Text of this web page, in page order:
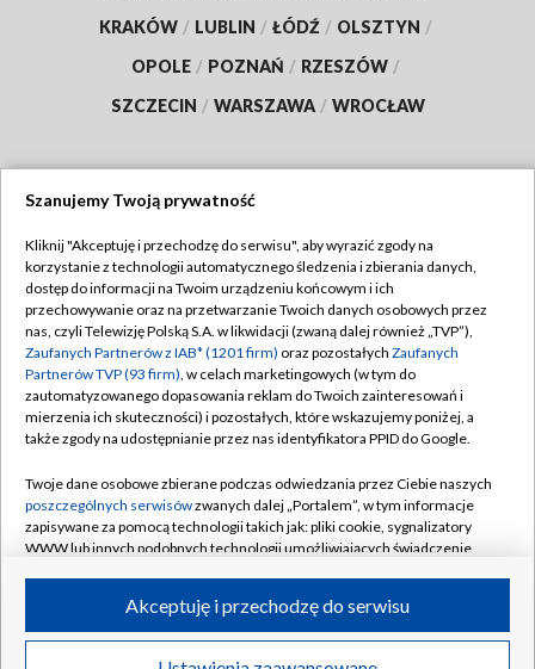
KRAKÓW / LUBLIN / ŁÓDŹ / OLSZTYN /
OPOLE / POZNAŃ / RZESZÓW /
SZCZECIN / WARSZAWA / WROCŁAW
TVP
Abonament TVP
Emisja w TVP
Centrum informacji TVP
Naziemna Telewizja Cyfrowa
Rada Programowa
System NOS
Informacje o nadawcy
Program dla prasy
Regulamin TVP
Polityka prywatności
Moje zgody
Pomoc
Kontakt
Kanały
©2026 Telewizja Polska S.A. w likwidacji
Szanujemy Twoją prywatność
Kliknij "Akceptuję i przechodzę do serwisu", aby wyrazić zgody na
korzystanie z technologii automatycznego śledzenia i zbierania danych,
dostęp do informacji na Twoim urządzeniu końcowym i ich
przechowywanie oraz na przetwarzanie Twoich danych osobowych przez
nas, czyli Telewizję Polską S.A. w likwidacji (zwaną dalej również „TVP”),
Zaufanych Partnerów z IAB* (1201 firm) oraz pozostałych Zaufanych
Partnerów TVP (93 firm), w celach marketingowych (w tym do
zautomatyzowanego dopasowania reklam do Twoich zainteresowań i
mierzenia ich skuteczności) i pozostałych, które wskazujemy poniżej, a
także zgody na udostępnianie przez nas identyfikatora PPID do Google.
Twoje dane osobowe zbierane podczas odwiedzania przez Ciebie naszych
poszczególnych serwisówzwanych dalej „Portalem”, w tym informacje
zapisywane za pomocą technologii takich jak: pliki cookie, sygnalizatory
WWW lub innych podobnych technologii umożliwiających świadczenie
ruchu w Internecie.
Twoje dane osobowe zbierane podczas odwiedzania przez Ciebie
Akceptuję i przechodzę do serwisu